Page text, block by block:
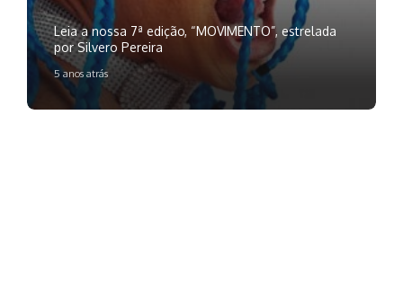
Leia a nossa 7ª edição, “MOVIMENTO”, estrelada
por Silvero Pereira
5 anos atrás